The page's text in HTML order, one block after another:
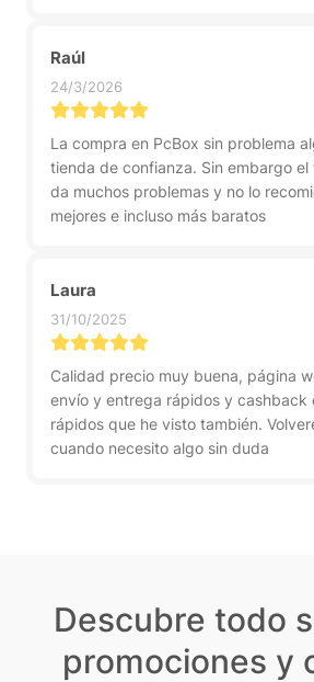
Raúl
24/3/2026
La compra en PcBox sin problema
tienda de confianza. Sin embargo el
da muchos problemas y no lo
mejores e incluso más baratos
Laura
31/10/2025
Calidad precio muy buena, página
envío y entrega rápidos y cashback
rápidos que he visto también.
cuando necesito algo sin duda
Descubre todo
promociones y